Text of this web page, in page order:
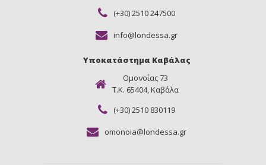
(+30) 2510 247500
info@londessa.gr
Υποκατάστημα Καβάλας
Ομονοίας 73
Τ.Κ. 65404, Καβάλα
(+30) 2510 830119
omonoia@londessa.gr